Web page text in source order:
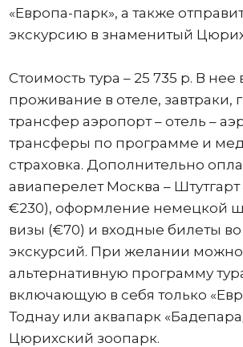
«Европа-парк», а также
экскурсию в знаменитый
Стоимость тура – 25 735 р. В
проживание в отеле, завтраки,
трансфер аэропорт – отель –
трансферы по программе и
страховка. Дополнительно
авиаперелет Москва – Штутгарт
€230), оформление немецкой
визы (€70) и входные билеты
экскурсий. При желании можно
альтернативную программу
включающую в себя только
Тоднау или аквапарк
Цюрихский зоопарк.